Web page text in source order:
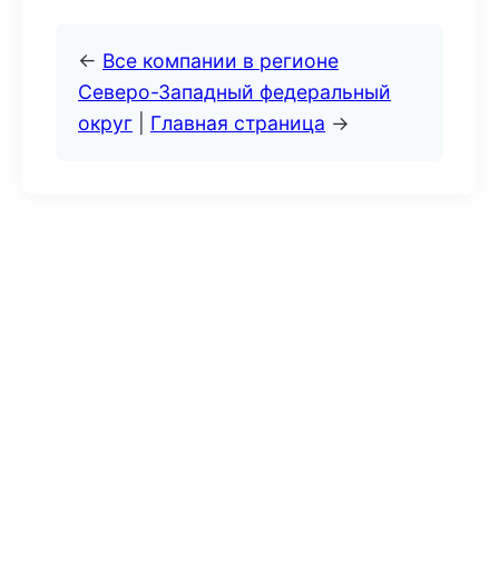
← Все компании в регионе
Северо-Западный федеральный
округ
Главная страница →